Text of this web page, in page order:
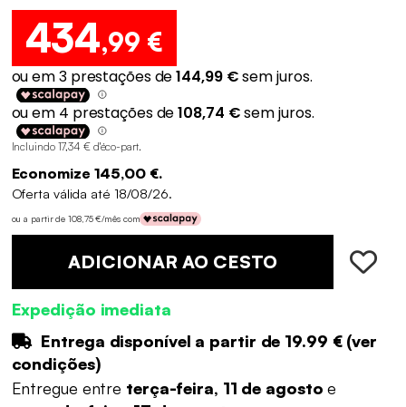
434,99 €
Incluindo 17,34 € d'éco-part.
Economize 145,00 €.
Oferta válida até 18/08/26.
ou a partir de 108,75 €/mês com
ADICIONAR AO CESTO
Expedição imediata
Entrega disponível a partir de 19.99 €(ver
condições)
Entregue entre terça-feira, 11 de agostoe